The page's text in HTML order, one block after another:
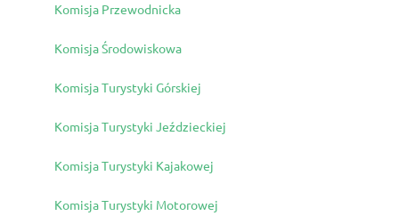
Komisja Przewodnicka
Komisja Środowiskowa
Komisja Turystyki Górskiej
Komisja Turystyki Jeździeckiej
Komisja Turystyki Kajakowej
Komisja Turystyki Motorowej